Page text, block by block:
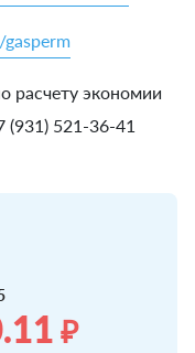
расчету экономии
(931) 521-36-41
₽